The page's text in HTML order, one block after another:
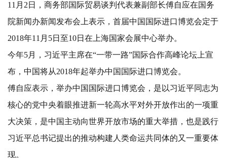
11 月2日，商务部国际贸易谈判代表兼副部长傅自应在国务
院新闻办新闻发布会上表示，首届中国国际进口博览会定于
2018年11月5日至10日在上海国家会展中心举办。
今年5月，习近平主席在“一带一路”国际合作高峰论坛上宣
布，中国将从2018年起举办中国国际进口博览会。
傅自应表示，举办中国国际进口博览会，是以习近平同志为
核心的党中央着眼推进新一轮高水平对外开放作出的一项重
大决策，是中国主动向世界开放市场的重大举措，也是践行
习近平总书记提出的推动构建人类命运共同体的又一重要体
现。